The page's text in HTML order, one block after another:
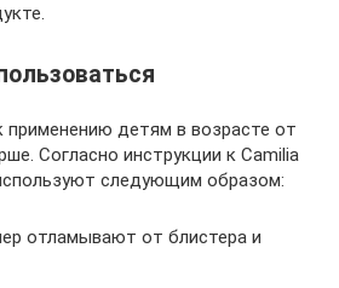
применению детям в возрасте от
Согласно инструкции к Camilia
следующим образом:
отламывают от блистера и